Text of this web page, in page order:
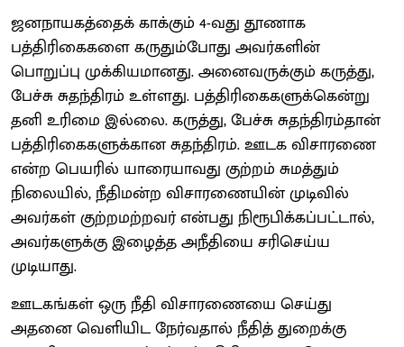
ஜனநாயகத்தைக் காக்கும் 4-வது தூணாக
பத்திரிகைகளை கருதும்போது அவர்களின்
பொறுப்பு முக்கியமானது. அனைவருக்கும் கருத்து,
பேச்சு சுதந்திரம் உள்ளது. பத்திரிகைகளுக்கென்று
தனி உரிமை இல்லை. கருத்து, பேச்சு சுதந்திரம்தான்
பத்திரிகைகளுக்கான சுதந்திரம். ஊடக விசாரணை
என்ற பெயரில் யாரையாவது குற்றம் சுமத்தும்
நிலையில், நீதிமன்ற விசாரணையின் முடிவில்
அவர்கள் குற்றமற்றவர் என்பது நிரூபிக்கப்பட்டால்,
அவர்களுக்கு இழைத்த அநீதியை சரிசெய்ய
முடியாது.
ஊடகங்கள் ஒரு நீதி விசாரணையை செய்து
அதனை வெளியிட நேர்வதால் நீதித் துறைக்கு